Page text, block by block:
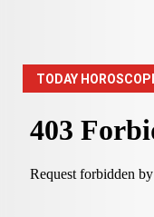
TODAY